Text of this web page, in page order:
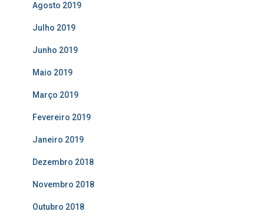
Agosto 2019
Julho 2019
Junho 2019
Maio 2019
Março 2019
Fevereiro 2019
Janeiro 2019
Dezembro 2018
Novembro 2018
Outubro 2018